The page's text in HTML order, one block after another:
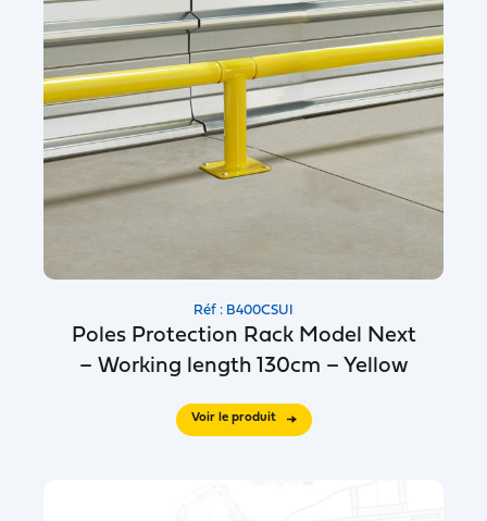
Réf : B400CSUI
Poles Protection Rack Model Next
– Working length 130cm – Yellow
Voir le produit